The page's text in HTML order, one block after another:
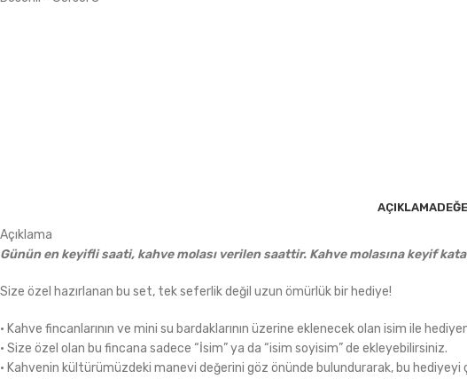
AÇIKLAMA
Açıklama
Günün en keyifli saati, kahve molası verilen saattir. Kahve molasına keyif
Size özel hazırlanan bu set, tek seferlik değil uzun ömürlük bir hediye!
• Kahve fincanlarının ve mini su bardaklarının üzerine eklenecek olan isim ile
• Size özel olan bu fincana sadece “İsim” ya da “isim soyisim” de ekleyebilirsiniz.
• Kahvenin kültürümüzdeki manevi değerini göz önünde bulundurarak, bu